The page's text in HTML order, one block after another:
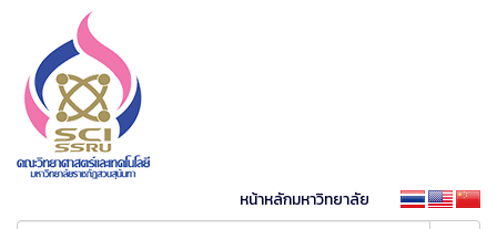
หน้าหลักมหาวิทยาลัย